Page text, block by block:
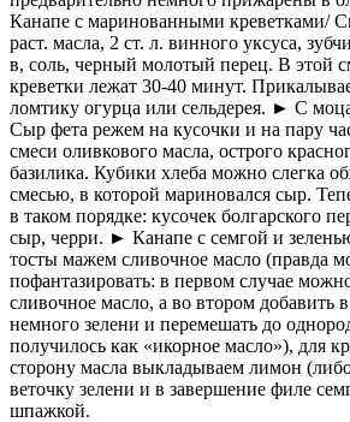
Канапе с маринованными креветками/
раст. масла, 2 ст. л. винного уксуса,
в, соль, черный молотый перец. В этой
креветки лежат 30-40 минут.
ломтику огурца или сельдерея. ► С
Сыр фета режем на кусочки и на пару
смеси оливкового масла, острого
базилика. Кубики хлеба можно слегка
смесью, в которой мариновался сыр.
в таком порядке: кусочек болгарского
сыр, черри. ► Канапе с семгой и
тосты мажем сливочное масло (правда
пофантазировать: в первом случае
сливочное масло, а во втором добавить
немного зелени и перемешать до
получилось как «икорное масло»), для
сторону масла выкладываем лимон
веточку зелени и в завершение филе
шпажкой.